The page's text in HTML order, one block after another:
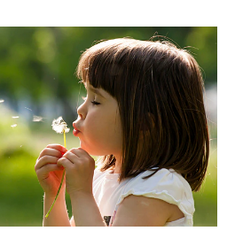
PARA PROFESIONALES
CUPONES
DONDE COMPRAR
MX (ES)